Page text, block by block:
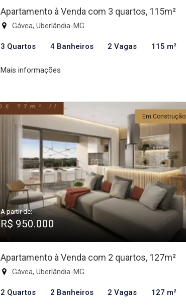
Apartamento à Venda com 3 quartos, 115m²
Gávea, Uberlândia-MG
3 Quartos 4 Banheiros 2 Vagas 115 m²
Mais informações
Em Construção
A partir de:
R$ 950.000
Apartamento à Venda com 2 quartos, 127m²
Gávea, Uberlândia-MG
2 Quartos 2 Banheiros 2 Vagas 127 m²